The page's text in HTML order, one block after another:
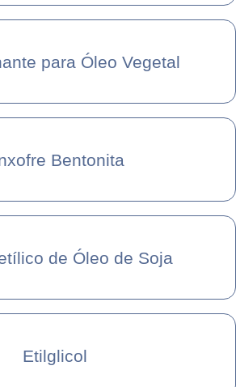
para Óleo Vegetal
Bentonita
de Óleo de Soja
Etilglicol